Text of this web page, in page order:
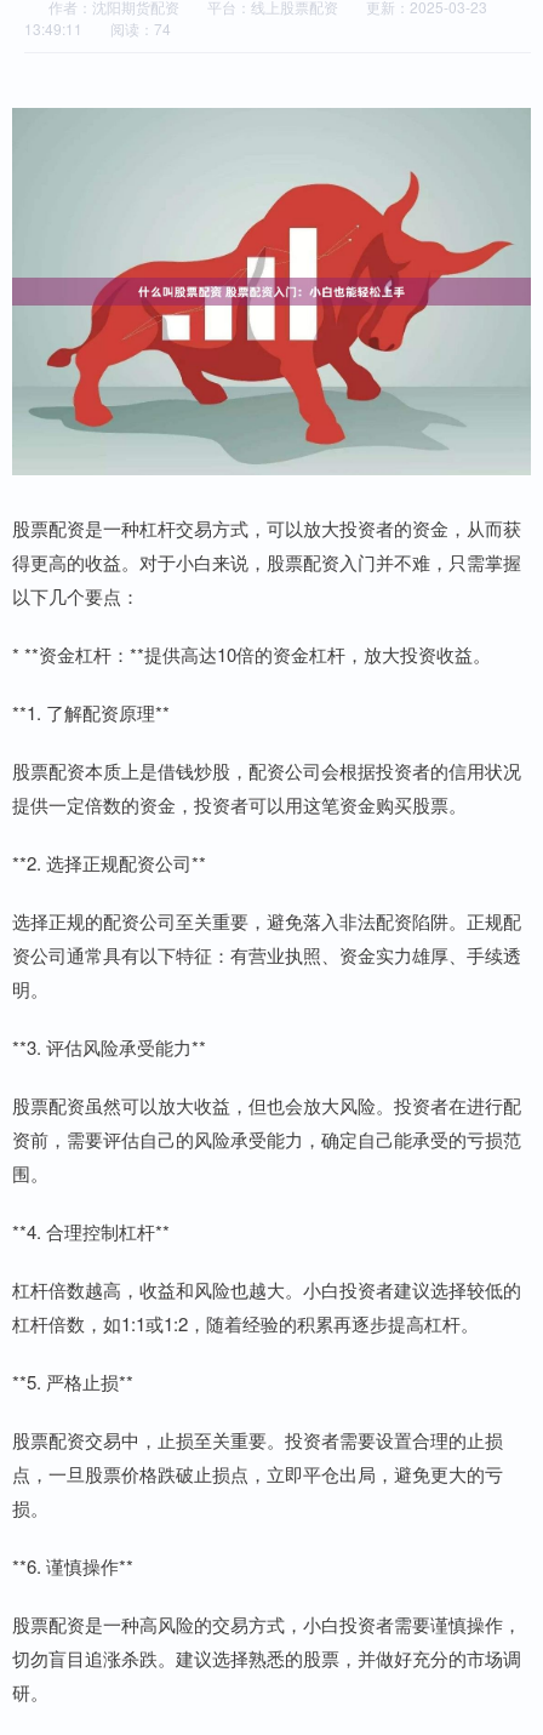
作者：沈阳期货配资 平台：线上股票配资
更新：2025-03-23
13:49:11
阅读：74
股票配资是一种杠杆交易方式，可以放大投资者的资金，从而获
得更高的收益。对于小白来说，股票配资入门并不难，只需掌握
以下几个要点：
* **资金杠杆：**提供高达10倍的资金杠杆，放大投资收益。
**1. 了解配资原理**
股票配资本质上是借钱炒股，配资公司会根据投资者的信用状况
提供一定倍数的资金，投资者可以用这笔资金购买股票。
**2. 选择正规配资公司**
选择正规的配资公司至关重要，避免落入非法配资陷阱。正规配
资公司通常具有以下特征：有营业执照、资金实力雄厚、手续透
明。
**3. 评估风险承受能力**
股票配资虽然可以放大收益，但也会放大风险。投资者在进行配
资前，需要评估自己的风险承受能力，确定自己能承受的亏损范
围。
**4. 合理控制杠杆**
杠杆倍数越高，收益和风险也越大。小白投资者建议选择较低的
杠杆倍数，如1:1或1:2，随着经验的积累再逐步提高杠杆。
**5. 严格止损**
股票配资交易中，止损至关重要。投资者需要设置合理的止损
点，一旦股票价格跌破止损点，立即平仓出局，避免更大的亏
损。
**6. 谨慎操作**
股票配资是一种高风险的交易方式，小白投资者需要谨慎操作，
切勿盲目追涨杀跌。建议选择熟悉的股票，并做好充分的市场调
研。